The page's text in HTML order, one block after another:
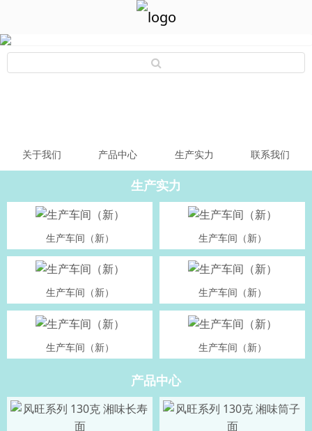
关于我们 产品中心 生产实力 联系我们
生产实力
生产车间（新） 生产车间（新）
生产车间（新） 生产车间（新）
生产车间（新） 生产车间（新）
产品中心